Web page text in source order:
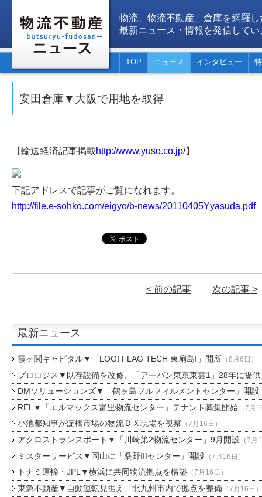
物流、物流不動産、倉庫を網羅し
最新ニュース・情報を発信してい
TOP ニュース インタビュー
安田倉庫▼大阪で用地を取得
【輸送経済記事掲載http://www.yuso.co.jp/】
下記アドレスで記事がご覧になれます。
http://file.e-sohko.com/eigyo/b-news/20110405Yyasuda.pdf
< 前の記事 次の記事 >
最新ニュース
霞ヶ関キャピタル▼「LOGI FLAG TECH 東扇島I」開所（8月6日）
プロロジス▼既存設備を改修、「アーバン東京東雲1」28年に提供
DMソリューションズ▼「鶴ヶ島フルフィルメントセンター」開設
REL▼「エルマックス富里物流センター」テナント募集開始（7月
小池都知事が淀橋市場の物流ＤＸ現場を視察 （7月16日）
アクロストランスポート▼「川崎第2物流センター」9月開設 （7月
ミスターサービス▼岡山に「桑野IIIセンター」開設 （7月16日）
トナミ運輸・JPL▼横浜に共同物流拠点を構築（7月16日）
東急不動産▼自動運転見据え、北九州市内で拠点を整備（7月16日）